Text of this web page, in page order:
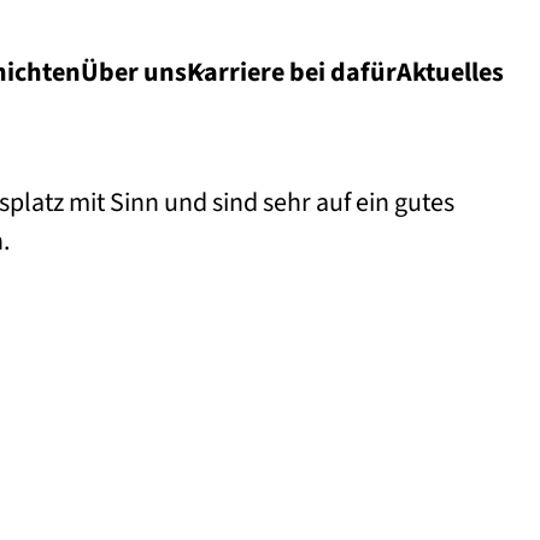
Über unsKarriere bei dafürAktuelles
mit Sinn und sind sehr auf ein gutes